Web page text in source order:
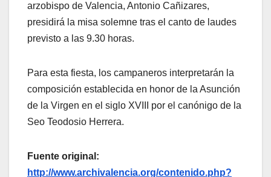
arzobispo de Valencia, Antonio Cañizares,
presidirá la misa solemne tras el canto de laudes
previsto a las 9.30 horas.
Para esta fiesta, los campaneros interpretarán la
composición establecida en honor de la Asunción
de la Virgen en el siglo XVIII por el canónigo de la
Seo Teodosio Herrera.
Fuente original:
http://www.archivalencia.org/contenido.php?